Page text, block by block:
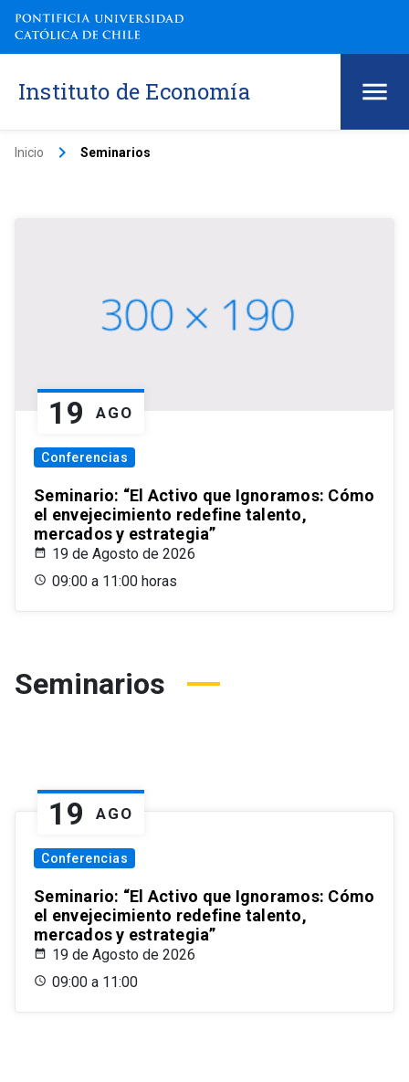
Instituto de Economía
Inicio keyboard_arrow_right Seminarios
19 AGO
Conferencias
Seminario: “El Activo que Ignoramos: Cómo
el envejecimiento redefine talento,
mercados y estrategia”
19 de Agosto de 2026
09:00 a 11:00 horas
Seminarios
19 AGO
Conferencias
Seminario: “El Activo que Ignoramos: Cómo
el envejecimiento redefine talento,
mercados y estrategia”
19 de Agosto de 2026
09:00 a 11:00